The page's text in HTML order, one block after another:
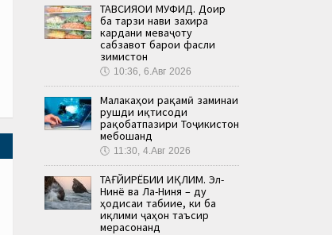
ТАВСИЯҲОИ МУФИД. Доир
ба тарзи нави захира
кардани меваҷоту
сабзавот барои фасли
зимистон
🕔 10:36, 6.Авг 2026
Малакаҳои рақамӣ заминаи
рушди иқтисоди
рақобатпазири Тоҷикистон
мебошанд
🕔 11:30, 4.Авг 2026
ТАҒЙИРЁБИИ ИҚЛИМ. Эл-
Нинё ва Ла-Ниня – ду
ҳодисаи табиие, ки ба
иқлими ҷаҳон таъсир
мерасонанд